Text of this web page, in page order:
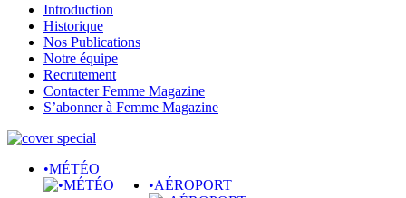
Introduction
Historique
Nos Publications
Notre équipe
Recrutement
Contacter Femme Magazine
S’abonner à Femme Magazine
•MÉTÉO
•AÉROPORT